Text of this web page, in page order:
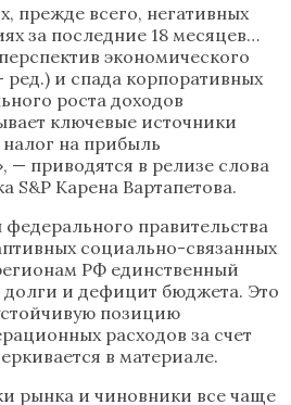
прежде всего, негативных
за последние 18 месяцев…
экономического
и спада корпоративных
роста доходов
ключевые источники
на прибыль
— приводятся в релизе слова
S&P Карена Вартапетова.
правительства
социально-связанных
РФ единственный
долги и дефицит бюджета. Это
позицию
расходов за счет
в материале.
рынка и чиновники все чаще